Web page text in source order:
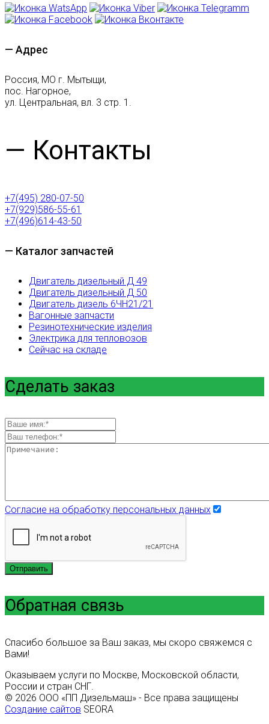
— Адрес
Россия, МО г. Мытыщи,
пос. Нагорное,
ул. Центральная, вл. 3 стр. 1.
— Контакты
+7(495) 280-07-50
+7(929)586-55-61
+7(496)614-43-50
— Каталог запчастей
Двигатель дизельный Д 49
Двигатель дизельный Д 50
Двигатель дизель 6ЧН21/21
Вагонные запчасти
Резинотехнические изделия
Электрика для тепловозов
Сейчас на складе
Сделать заказ
Согласие на обработку персональных данных
Отправить
Обратная связь
Спасибо большое за Ваш заказ, мы скоро свяжемся с
Вами!
Оказываем услуги по Москве, Московской области,
России и стран СНГ.
© 2026 ООО «ПП Дизельмаш» - Все права защищены
Создание сайтов SEORA